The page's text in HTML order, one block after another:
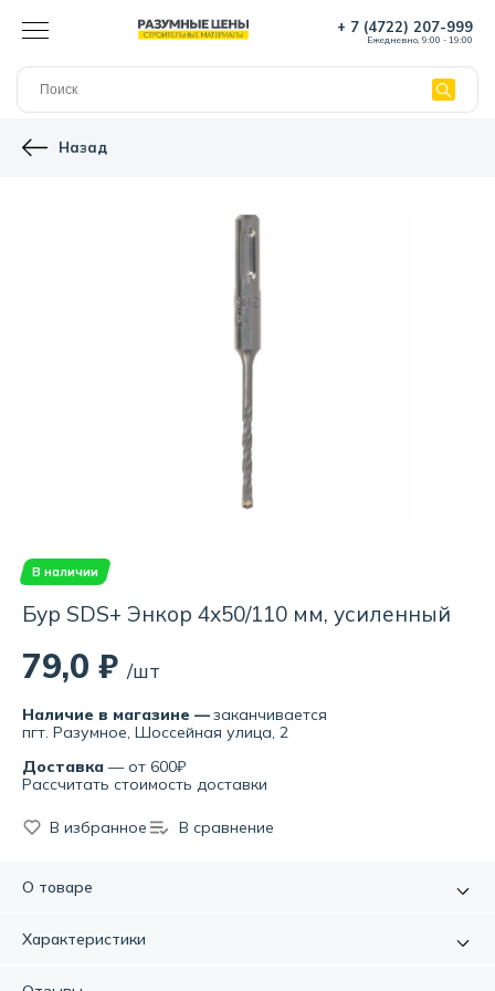
+ 7 (4722) 207-999
Ежедневно, 9:00 - 19:00
Назад
В наличии
Бур SDS+ Энкор 4х50/110 мм, усиленный
79,0 ₽ /шт
Наличие в магазине —заканчивается
пгт. Разумное, Шоссейная улица, 2
Доставка — от 600₽
Рассчитать стоимость доставки
В избранное В сравнение
О товаре
plus. Поверхность сверла спиралевидная и имеет
Характеристики